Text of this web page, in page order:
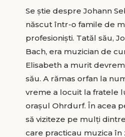
Se știe despre Johann
născut într-o famile de
profesioniști. Tatăl său,
Bach, era muzician de
Elisabeth a murit
său. A rămas orfan la
vreme a locuit la fratele
orașul Ohrdurf. În acea
să viziteze pe mulți
care practicau muzica în